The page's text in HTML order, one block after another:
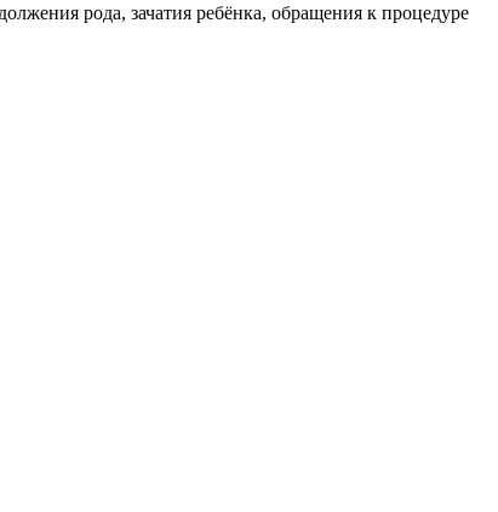
рода, зачатия ребёнка, обращения к процедуре